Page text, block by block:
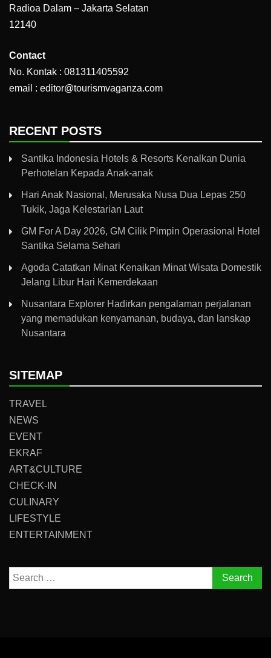
Radioa Dalam – Jakarta Selatan
12140
Contact
No. Kontak : 081311405592
email : editor@tourismvaganza.com
RECENT POSTS
Santika Indonesia Hotels & Resorts Kenalkan Dunia
Perhotelan Kepada Anak-anak
Hari Anak Nasional, Merusaka Nusa Dua Lepas 250
Tukik, Jaga Kelestarian Laut
GM For A Day 2026, GM Cilik Pimpin Operasional Hotel
Santika Selama Sehari
Agoda Catatkan Minat Kenaikan Minat Wisata Domestik
Jelang Libur Hari Kemerdekaan
Nusantara Explorer Hadirkan pengalaman perjalanan
yang memadukan kenyamanan, budaya, dan lanskap
Nusantara
SITEMAP
TRAVEL
NEWS
EVENT
EKRAF
ART&CULTURE
CHECK-IN
CULINARY
LIFESTYLE
ENTERTAINMENT
Search
for: